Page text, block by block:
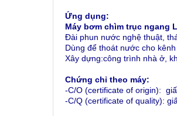
Ứng dụng:
Máy bơm chìm trục ngang
Đài phun nước nghệ thuật,
Dùng để thoát nước cho
Xây dựng:công trình nhà ở,
Chứng chỉ theo máy:
-C/O (certificate of origin):
-C/Q (certificate of quality):